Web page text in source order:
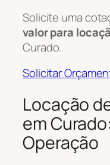
Solicite uma
valor para
Curado.
Solicitar
Locação
em
Operação